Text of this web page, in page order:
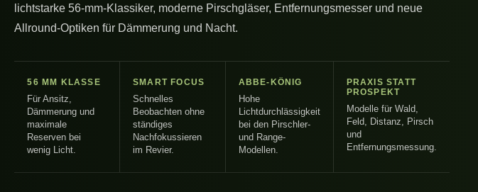
lichtstarke 56-mm-Klassiker, moderne Pirschgläser, Entfernungsmesser und neue
Allround-Optiken für Dämmerung und Nacht.
56 MM KLASSE
Für Ansitz,
Dämmerung und
maximale
Reserven bei
wenig Licht.
SMART FOCUS
Schnelles
Beobachten ohne
ständiges
Nachfokussieren
im Revier.
ABBE-KÖNIG
Hohe
Lichtdurchlässigkeit
bei den Pirschler-
und Range-
Modellen.
PRAXIS STATT
PROSPEKT
Modelle für Wald,
Feld, Distanz, Pirsch
und
Entfernungsmessung.